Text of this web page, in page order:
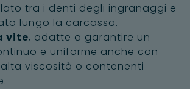
tra i denti degli ingranaggi e
lungo la carcassa.
vite, adatte a garantire un
e uniforme anche con
viscosità o contenenti